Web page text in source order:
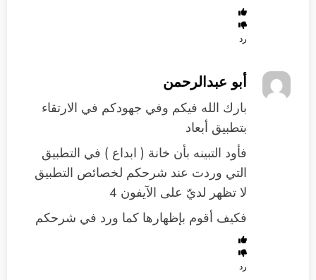
رد
أبو عبدالرحمن
بارك الله فيكم وفي جهودكم في الارتقاء
بتطبيق أبعاد
فأود التبينه بأن خانة ( ابداع ) في التطبيق
التي وردت عند شرحكم لخصائص التطبيق
لا تظهر لديّ على الآيفون 4
فكيف أقوم بإظهارها كما ورد في شرحكم
رد